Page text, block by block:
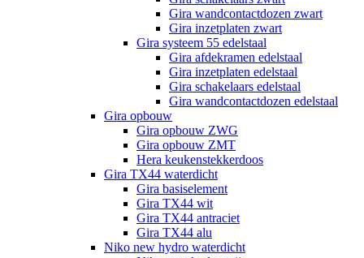
Gira wandcontactdozen zwart
Gira inzetplaten zwart
Gira systeem 55 edelstaal
Gira afdekramen edelstaal
Gira inzetplaten edelstaal
Gira schakelaars edelstaal
Gira wandcontactdozen edelstaal
Gira opbouw
Gira opbouw ZWG
Gira opbouw ZMT
Hera keukenstekkerdoos
Gira TX44 waterdicht
Gira basiselement
Gira TX44 wit
Gira TX44 antraciet
Gira TX44 alu
Niko new hydro waterdicht